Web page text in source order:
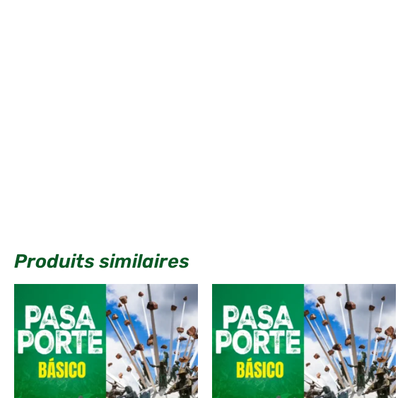
Produits similaires